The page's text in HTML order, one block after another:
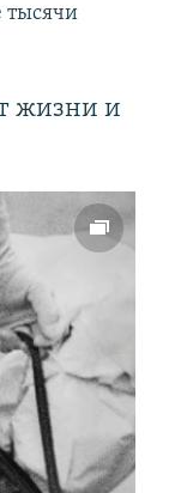
тысячи
жизни и